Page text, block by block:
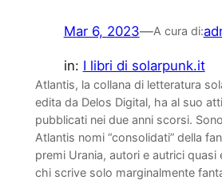
Mar 6, 2023—A cura di:
in: I libri di solarpunk.it
Atlantis, la collana di letteratura
edita da Delos Digital, ha al suo
pubblicati nei due anni scorsi.
Atlantis nomi “consolidati” della
premi Urania, autori e autrici quasi
chi scrive solo marginalmente